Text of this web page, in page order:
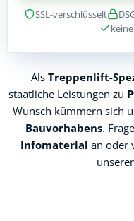
SSL-verschlüsselt
Als Treppenlift-
staatliche Leistungen zu
Wunsch kümmern sich
Bauvorhabens.
Infomaterial an oder